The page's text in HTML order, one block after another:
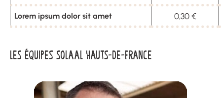
Lorem ipsum dolor sit amet 0,30 €
LES ÉQUIPES SOLAAL HAUTS-DE-FRANCE